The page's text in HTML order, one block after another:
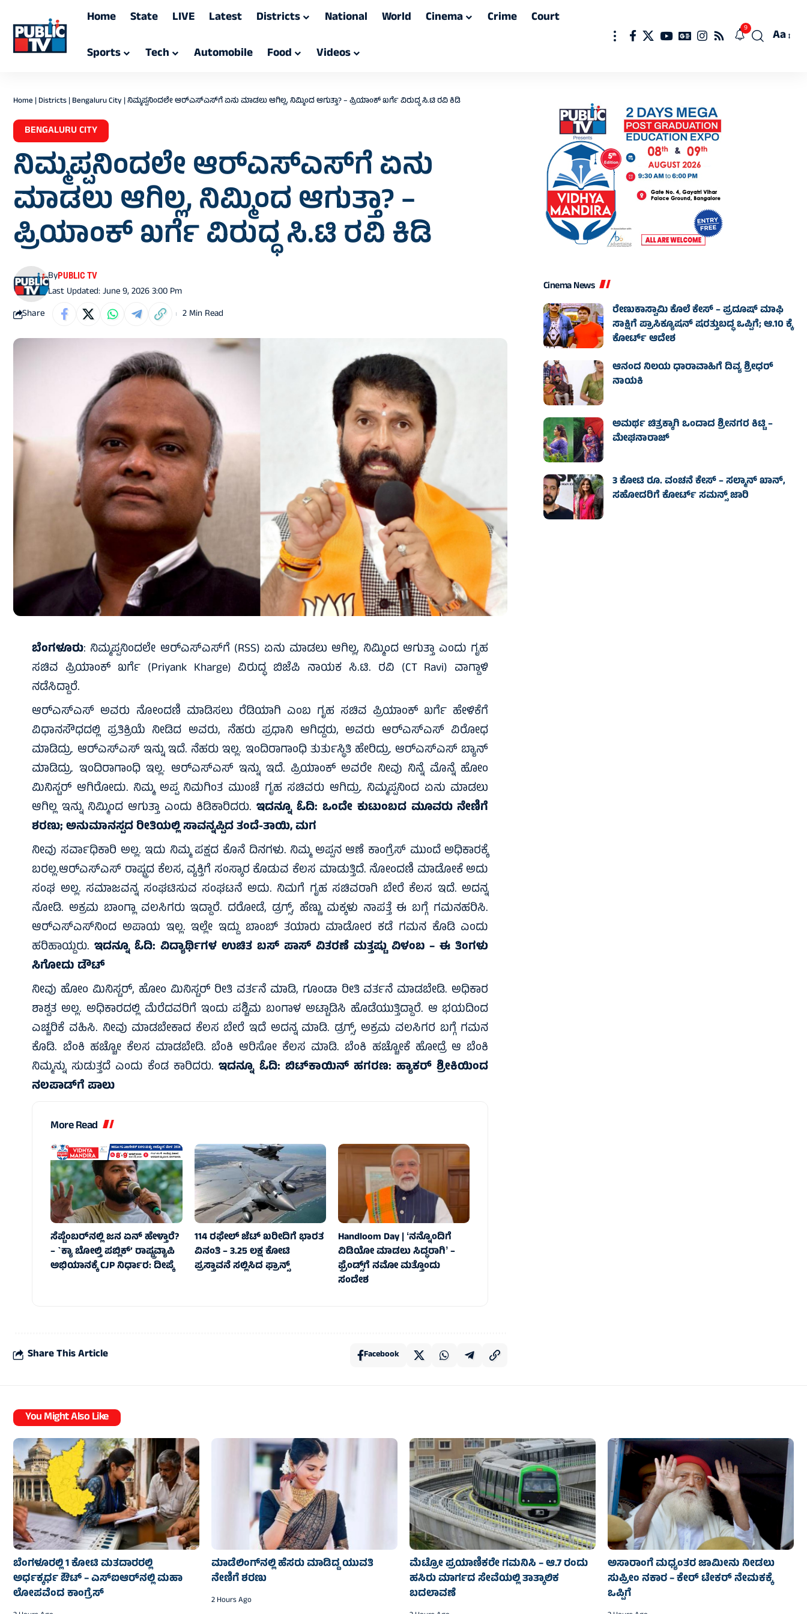
Home State LIVE Latest Districts National World Cinema Crime
Court
Sports
Tech Automobile Food Videos
9
Font
Aa
Home |Districts|Bengaluru City |ನಿಮ್ಮಪ್ಪನಿಂದಲೇ ಆರ್‌ಎಸ್‌ಎಸ್‌ಗೆ ಏನು ಮಾಡಲು ಆಗಿಲ್ಲ, ನಿಮ್ಮಿಂದ ಆಗುತ್ತಾ? – ಪ್ರಿಯಾಂಕ್ ಖರ್ಗೆ ವಿರುದ್ಧ ಸಿ.ಟಿ ರವಿ ಕಿಡಿ
BENGALURU CITY
ನಿಮ್ಮಪ್ಪನಿಂದಲೇ ಆರ್‌ಎಸ್‌ಎಸ್‌ಗೆ ಏನು
ಮಾಡಲು ಆಗಿಲ್ಲ, ನಿಮ್ಮಿಂದ ಆಗುತ್ತಾ? –
ಪ್ರಿಯಾಂಕ್ ಖರ್ಗೆ ವಿರುದ್ಧ ಸಿ.ಟಿ ರವಿ ಕಿಡಿ
Last Updated: June 9, 2026 3:00 Pm
ByPUBLIC TV
Share 2 Min Read
ಬೆಂಗಳೂರು: ನಿಮ್ಮಪ್ಪನಿಂದಲೇ ಆರ್‌ಎಸ್‌ಎಸ್‌ಗೆ (RSS) ಏನು ಮಾಡಲು ಆಗಿಲ್ಲ, ನಿಮ್ಮಿಂದ ಆಗುತ್ತಾ ಎಂದು ಗೃಹ
ಸಚಿವ ಪ್ರಿಯಾಂಕ್ ಖರ್ಗೆ (Priyank Kharge) ವಿರುದ್ಧ ಬಿಜೆಪಿ ನಾಯಕ ಸಿ.ಟಿ. ರವಿ (CT Ravi) ವಾಗ್ದಾಳಿ
ನಡೆಸಿದ್ದಾರೆ.
ಆರ್‌ಎಸ್‌ಎಸ್ ಅವರು ನೋಂದಣಿ ಮಾಡಿಸಲು ರೆಡಿಯಾಗಿ ಎಂಬ ಗೃಹ ಸಚಿವ ಪ್ರಿಯಾಂಕ್ ಖರ್ಗೆ ಹೇಳಿಕೆಗೆ
ವಿಧಾನಸೌಧದಲ್ಲಿ ಪ್ರತಿಕ್ರಿಯೆ ನೀಡಿದ ಅವರು, ನೆಹರು ಪ್ರಧಾನಿ ಆಗಿದ್ದರು, ಅವರು ಆರ್‌ಎಸ್‌ಎಸ್ ವಿರೋಧ
ಮಾಡಿದ್ರು. ಆರ್‌ಎಸ್‌ಎಸ್ ಇನ್ನು ಇದೆ. ನೆಹರು ಇಲ್ಲ. ಇಂದಿರಾಗಾಂಧಿ ತುರ್ತುಸ್ಥಿತಿ ಹೇರಿದ್ರು. ಆರ್‌ಎಸ್‌ಎಸ್ ಬ್ಯಾನ್
ಮಾಡಿದ್ರು. ಇಂದಿರಾಗಾಂಧಿ ಇಲ್ಲ. ಆರ್‌ಎಸ್‌ಎಸ್ ಇನ್ನು ಇದೆ. ಪ್ರಿಯಾಂಕ್ ಅವರೇ ನೀವು ನಿನ್ನೆ ಮೊನ್ನೆ ಹೋಂ
ಮಿನಿಸ್ಟರ್ ಆಗಿರೋದು. ನಿಮ್ಮ ಅಪ್ಪ ನಿಮಗಿಂತ ಮುಂಚೆ ಗೃಹ ಸಚಿವರು ಆಗಿದ್ರು. ನಿಮ್ಮಪ್ಪನಿಂದ ಏನು ಮಾಡಲು
ಆಗಿಲ್ಲ ಇನ್ನು ನಿಮ್ಮಿಂದ ಆಗುತ್ತಾ ಎಂದು ಕಿಡಿಕಾರಿದರು.ಇದನ್ನೂ ಓದಿ: ಒಂದೇ ಕುಟುಂಬದ ಮೂವರು ನೇಣಿಗೆ
ಶರಣು; ಅನುಮಾನಸ್ಪದ ರೀತಿಯಲ್ಲಿ ಸಾವನ್ನಪ್ಪಿದ ತಂದೆ-ತಾಯಿ, ಮಗ
ನೀವು ಸರ್ವಾಧಿಕಾರಿ ಅಲ್ಲ. ಇದು ನಿಮ್ಮ ಪಕ್ಷದ ಕೊನೆ ದಿನಗಳು. ನಿಮ್ಮ ಅಪ್ಪನ ಆಣೆ ಕಾಂಗ್ರೆಸ್ ಮುಂದೆ ಅಧಿಕಾರಕ್ಕೆ
ಬರಲ್ಲ.ಆರ್‌ಎಸ್‌ಎಸ್ ರಾಷ್ಟ್ರದ ಕೆಲಸ, ವ್ಯಕ್ತಿಗೆ ಸಂಸ್ಕಾರ ಕೊಡುವ ಕೆಲಸ ಮಾಡುತ್ತಿದೆ. ನೋಂದಣಿ ಮಾಡೋಕೆ ಅದು
ಸಂಘ ಅಲ್ಲ. ಸಮಾಜವನ್ನ ಸಂಘಟಿಸುವ ಸಂಘಟನೆ ಅದು. ನಿಮಗೆ ಗೃಹ ಸಚಿವರಾಗಿ ಬೇರೆ ಕೆಲಸ ಇದೆ. ಅದನ್ನ
ನೋಡಿ. ಅಕ್ರಮ ಬಾಂಗ್ಲಾ ವಲಸಿಗರು ಇದ್ದಾರೆ. ದರೋಡೆ, ಡ್ರಗ್ಸ್, ಹೆಣ್ಣು ಮಕ್ಕಳು ನಾಪತ್ತೆ ಈ ಬಗ್ಗೆ ಗಮನಹರಿಸಿ.
ಆರ್‌ಎಸ್‌ಎಸ್‌ನಿಂದ ಅಪಾಯ ಇಲ್ಲ. ಇಲ್ಲೇ ಇದ್ದು ಬಾಂಬ್ ತಯಾರು ಮಾಡೋರ ಕಡೆ ಗಮನ ಕೊಡಿ ಎಂದು
ಹರಿಹಾಯ್ದರು.ಇದನ್ನೂ ಓದಿ:ವಿದ್ಯಾರ್ಥಿಗಳ ಉಚಿತ ಬಸ್ ಪಾಸ್ ವಿತರಣೆ ಮತ್ತಷ್ಟು ವಿಳಂಬ – ಈ ತಿಂಗಳು
ಸಿಗೋದು ಡೌಟ್
ನೀವು ಹೋಂ ಮಿನಿಸ್ಟರ್, ಹೋಂ ಮಿನಿಸ್ಟರ್ ರೀತಿ ವರ್ತನೆ ಮಾಡಿ, ಗೂಂಡಾ ರೀತಿ ವರ್ತನೆ ಮಾಡಬೇಡಿ. ಅಧಿಕಾರ
ಶಾಶ್ವತ ಅಲ್ಲ. ಅಧಿಕಾರದಲ್ಲಿ ಮೆರೆದವರಿಗೆ ಇಂದು ಪಶ್ಚಿಮ ಬಂಗಾಳ ಅಟ್ಟಾಡಿಸಿ ಹೊಡೆಯುತ್ತಿದ್ದಾರೆ. ಆ ಭಯದಿಂದ
ಎಚ್ಚರಿಕೆ ವಹಿಸಿ. ನೀವು ಮಾಡಬೇಕಾದ ಕೆಲಸ ಬೇರೆ ಇದೆ ಅದನ್ನ ಮಾಡಿ. ಡ್ರಗ್ಸ್, ಅಕ್ರಮ ವಲಸಿಗರ ಬಗ್ಗೆ ಗಮನ
ಕೊಡಿ. ಬೆಂಕಿ ಹಚ್ಚೋ ಕೆಲಸ ಮಾಡಬೇಡಿ. ಬೆಂಕಿ ಆರಿಸೋ ಕೆಲಸ ಮಾಡಿ. ಬೆಂಕಿ ಹಚ್ಚೋಕೆ ಹೋದ್ರೆ ಆ ಬೆಂಕಿ
ನಿಮ್ಮನ್ನು ಸುಡುತ್ತದೆ ಎಂದು ಕೆಂಡ ಕಾರಿದರು.ಇದನ್ನೂ ಓದಿ: ಬಿಟ್‌ಕಾಯಿನ್ ಹಗರಣ: ಹ್ಯಾಕರ್ ಶ್ರೀಕಿಯಿಂದ
ನಲಪಾಡ್‌ಗೆ ಪಾಲು
More Read
ಸೆಪ್ಟೆಂಬರ್‌ನಲ್ಲಿ ಜನ ಏನ್‌ ಹೇಳ್ತಾರೆ?
– `ಕ್ಯಾ ಬೋಲ್ತಿ ಪಬ್ಲಿಕ್’ ರಾಷ್ಟ್ರವ್ಯಾಪಿ
ಅಭಿಯಾನಕ್ಕೆ CJP ನಿರ್ಧಾರ: ದೀಪ್ಕೆ
114 ರಫೇಲ್ ಜೆಟ್‌ ಖರೀದಿಗೆ ಭಾರತ
ವಿನಂತಿ – 3.25 ಲಕ್ಷ ಕೋಟಿ
ಪ್ರಸ್ತಾವನೆ ಸಲ್ಲಿಸಿದ ಫ್ರಾನ್ಸ್‌
Handloom Day | ʻನನ್ನೊಂದಿಗೆ
ವಿಡಿಯೋ ಮಾಡಲು ಸಿದ್ಧರಾಗಿʼ –
ಫ್ರೆಂಡ್ಸ್‌ಗೆ ನಮೋ ಮತ್ತೊಂದು
ಸಂದೇಶ
Share This Article Facebook
Cinema News
ರೇಣುಕಾಸ್ವಾಮಿ ಕೊಲೆ ಕೇಸ್‌ – ಪ್ರದೂಷ್‌ ಮಾಫಿ
ಸಾಕ್ಷಿಗೆ ಪ್ರಾಸಿಕ್ಯೂಷನ್ ಷರತ್ತುಬದ್ಧ ಒಪ್ಪಿಗೆ; ಆ.10 ಕ್ಕೆ
ಕೋರ್ಟ್ ಆದೇಶ
ಆನಂದ ನಿಲಯ ಧಾರಾವಾಹಿಗೆ ದಿವ್ಯ ಶ್ರೀಧರ್
ನಾಯಕಿ
ಅಮರ್ಥ ಚಿತ್ರಕ್ಕಾಗಿ ಒಂದಾದ ಶ್ರೀನಗರ ಕಿಟ್ಟಿ –
ಮೇಘನಾರಾಜ್
3 ಕೋಟಿ ರೂ. ವಂಚನೆ ಕೇಸ್‌ – ಸಲ್ಮಾನ್ ಖಾನ್,
ಸಹೋದರಿಗೆ ಕೋರ್ಟ್‌ ಸಮನ್ಸ್ ಜಾರಿ
You Might Also Like
ಬೆಂಗಳೂರಲ್ಲಿ 1 ಕೋಟಿ ಮತದಾರರಲ್ಲಿ
ಅರ್ಧಕ್ಕರ್ಧ ಔಟ್ – ಎಸ್‌ಐಆರ್‌ನಲ್ಲಿ ಮಹಾ
ಲೋಪವೆಂದ ಕಾಂಗ್ರೆಸ್
ಮಾಡೆಲಿಂಗ್‌ನಲ್ಲಿ ಹೆಸರು ಮಾಡಿದ್ದ ಯುವತಿ
ನೇಣಿಗೆ ಶರಣು
2 Hours Ago
ಮೆಟ್ರೋ ಪ್ರಯಾಣಿಕರೇ ಗಮನಿಸಿ – ಆ.7 ರಂದು
ಹಸಿರು ಮಾರ್ಗದ ಸೇವೆಯಲ್ಲಿ ತಾತ್ಕಾಲಿಕ
ಬದಲಾವಣೆ
ಅಸಾರಾಂಗೆ ಮಧ್ಯಂತರ ಜಾಮೀನು ನೀಡಲು
ಸುಪ್ರೀಂ ನಕಾರ – ಕೇರ್ ಟೇಕರ್ ನೇಮಕಕ್ಕೆ
ಒಪ್ಪಿಗೆ